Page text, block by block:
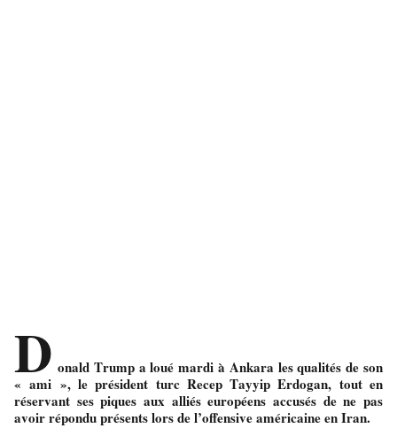
D onald Trump a loué mardi à Ankara les qualités de son
« ami », le président turc Recep Tayyip Erdogan, tout en
réservant ses piques aux alliés européens accusés de ne pas
avoir répondu présents lors de l’offensive américaine en Iran.